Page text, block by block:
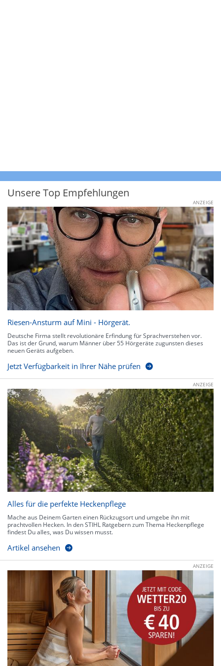
Unsere Top Empfehlungen
ANZEIGE
Riesen-Ansturm auf Mini - Hörgerät.
Deutsche Firma stellt revolutionäre Erfindung für Sprachverstehen vor.
Das ist der Grund, warum Männer über 55 Hörgeräte zugunsten dieses
neuen Geräts aufgeben.
Jetzt Verfügbarkeit in Ihrer Nähe prüfen
ANZEIGE
Alles für die perfekte Heckenpflege
Mache aus Deinem Garten einen Rückzugsort und umgebe ihn mit
prachtvollen Hecken. In den STIHL Ratgebern zum Thema Heckenpflege
findest Du alles, was Du wissen musst.
Artikel ansehen
ANZEIGE